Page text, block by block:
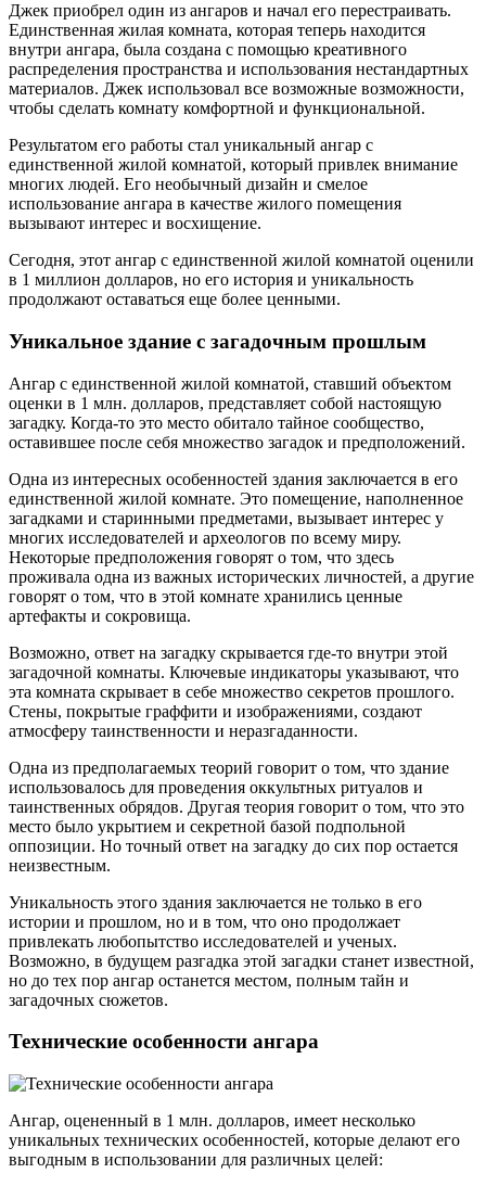
Джек приобрел один из ангаров и начал его перестраивать.
Единственная жилая комната, которая теперь находится
внутри ангара, была создана с помощью креативного
распределения пространства и использования нестандартных
материалов. Джек использовал все возможные возможности,
чтобы сделать комнату комфортной и функциональной.
Результатом его работы стал уникальный ангар с
единственной жилой комнатой, который привлек внимание
многих людей. Его необычный дизайн и смелое
использование ангара в качестве жилого помещения
вызывают интерес и восхищение.
Сегодня, этот ангар с единственной жилой комнатой оценили
в 1 миллион долларов, но его история и уникальность
продолжают оставаться еще более ценными.
Уникальное здание с загадочным прошлым
Ангар с единственной жилой комнатой, ставший объектом
оценки в 1 млн. долларов, представляет собой настоящую
загадку. Когда-то это место обитало тайное сообщество,
оставившее после себя множество загадок и предположений.
Одна из интересных особенностей здания заключается в его
единственной жилой комнате. Это помещение, наполненное
загадками и старинными предметами, вызывает интерес у
многих исследователей и археологов по всему миру.
Некоторые предположения говорят о том, что здесь
проживала одна из важных исторических личностей, а другие
говорят о том, что в этой комнате хранились ценные
артефакты и сокровища.
Возможно, ответ на загадку скрывается где-то внутри этой
загадочной комнаты. Ключевые индикаторы указывают, что
эта комната скрывает в себе множество секретов прошлого.
Стены, покрытые граффити и изображениями, создают
атмосферу таинственности и неразгаданности.
Одна из предполагаемых теорий говорит о том, что здание
использовалось для проведения оккультных ритуалов и
таинственных обрядов. Другая теория говорит о том, что это
место было укрытием и секретной базой подпольной
оппозиции. Но точный ответ на загадку до сих пор остается
неизвестным.
Уникальность этого здания заключается не только в его
истории и прошлом, но и в том, что оно продолжает
привлекать любопытство исследователей и ученых.
Возможно, в будущем разгадка этой загадки станет известной,
но до тех пор ангар останется местом, полным тайн и
загадочных сюжетов.
Технические особенности ангара
Ангар, оцененный в 1 млн. долларов, имеет несколько
уникальных технических особенностей, которые делают его
выгодным в использовании для различных целей: